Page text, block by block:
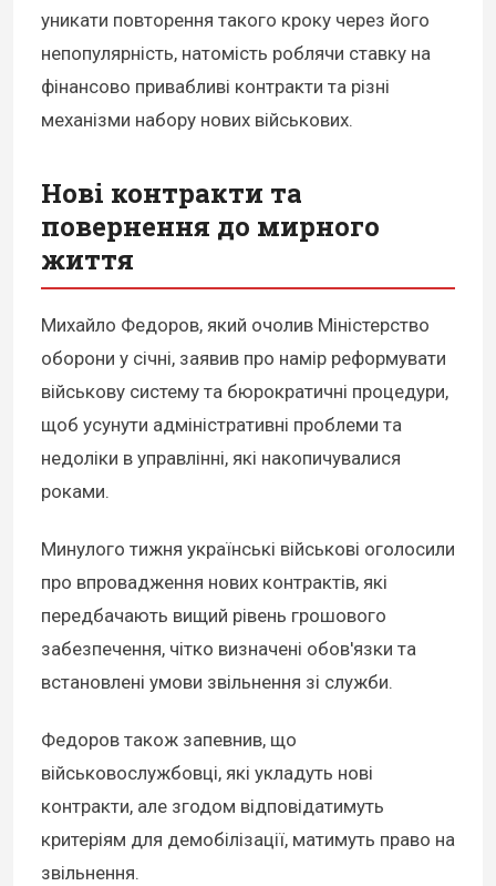
уникати повторення такого кроку через його
непопулярність, натомість роблячи ставку на
фінансово привабливі контракти та різні
механізми набору нових військових.
Нові контракти та
повернення до мирного
життя
Михайло Федоров, який очолив Міністерство
оборони у січні, заявив про намір реформувати
військову систему та бюрократичні процедури,
щоб усунути адміністративні проблеми та
недоліки в управлінні, які накопичувалися
роками.
Минулого тижня українські військові оголосили
про впровадження нових контрактів, які
передбачають вищий рівень грошового
забезпечення, чітко визначені обов'язки та
встановлені умови звільнення зі служби.
Федоров також запевнив, що
військовослужбовці, які укладуть нові
контракти, але згодом відповідатимуть
критеріям для демобілізації, матимуть право на
звільнення.